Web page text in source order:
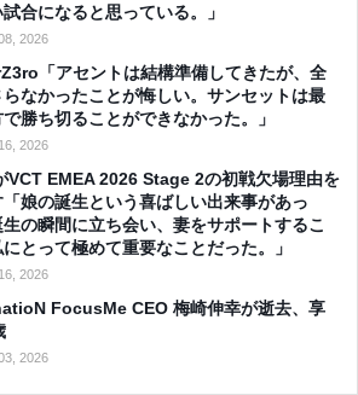
試合になると思っている。」
2026
「アセントは結構準備してきたが、全
なかったことが悔しい。サンセットは最
勝ち切ることができなかった。」
2026
VCT EMEA 2026 Stage 2の初戦欠場理由を
「娘の誕生という喜ばしい出来事があっ
の瞬間に立ち会い、妻をサポートするこ
にとって極めて重要なことだった。」
2026
FocusMe CEO 梅崎伸幸が逝去、享
2026